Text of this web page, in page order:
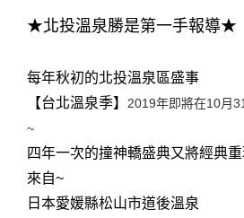
★北投溫泉勝是第一手報導★
每年秋初的北投溫泉區盛事
【台北溫泉季】 2019年即將在10月
~
四年一次的撞神轎盛典又將經典重
來自~
日本愛媛縣松山市道後溫泉